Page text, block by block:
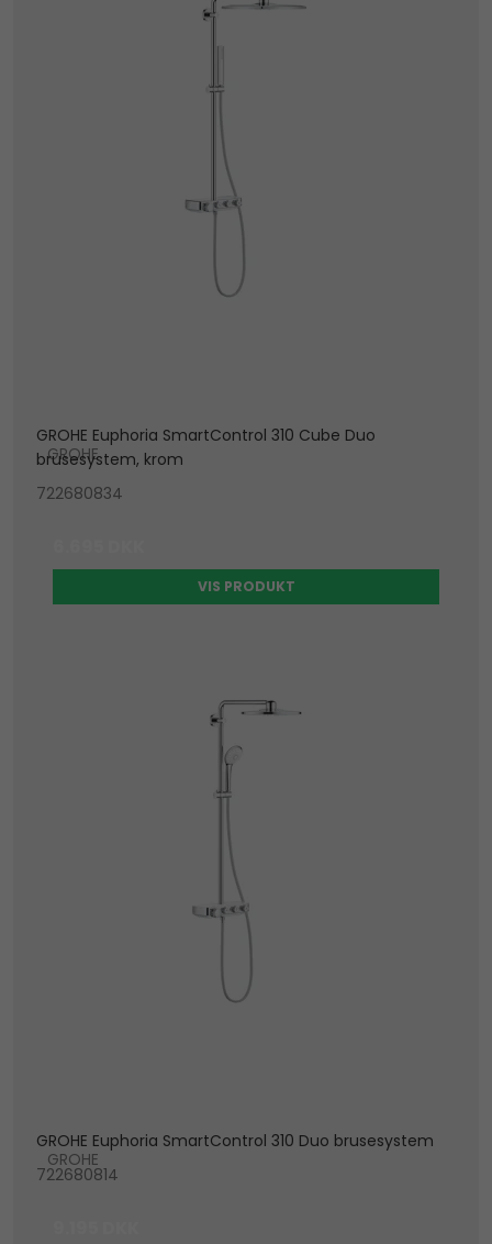
GROHE Euphoria SmartControl 310 Cube Duo
brusesystem, krom
GROHE
722680834
VIS PRODUKT
GROHE Euphoria SmartControl 310 Duo brusesystem
GROHE
722680814